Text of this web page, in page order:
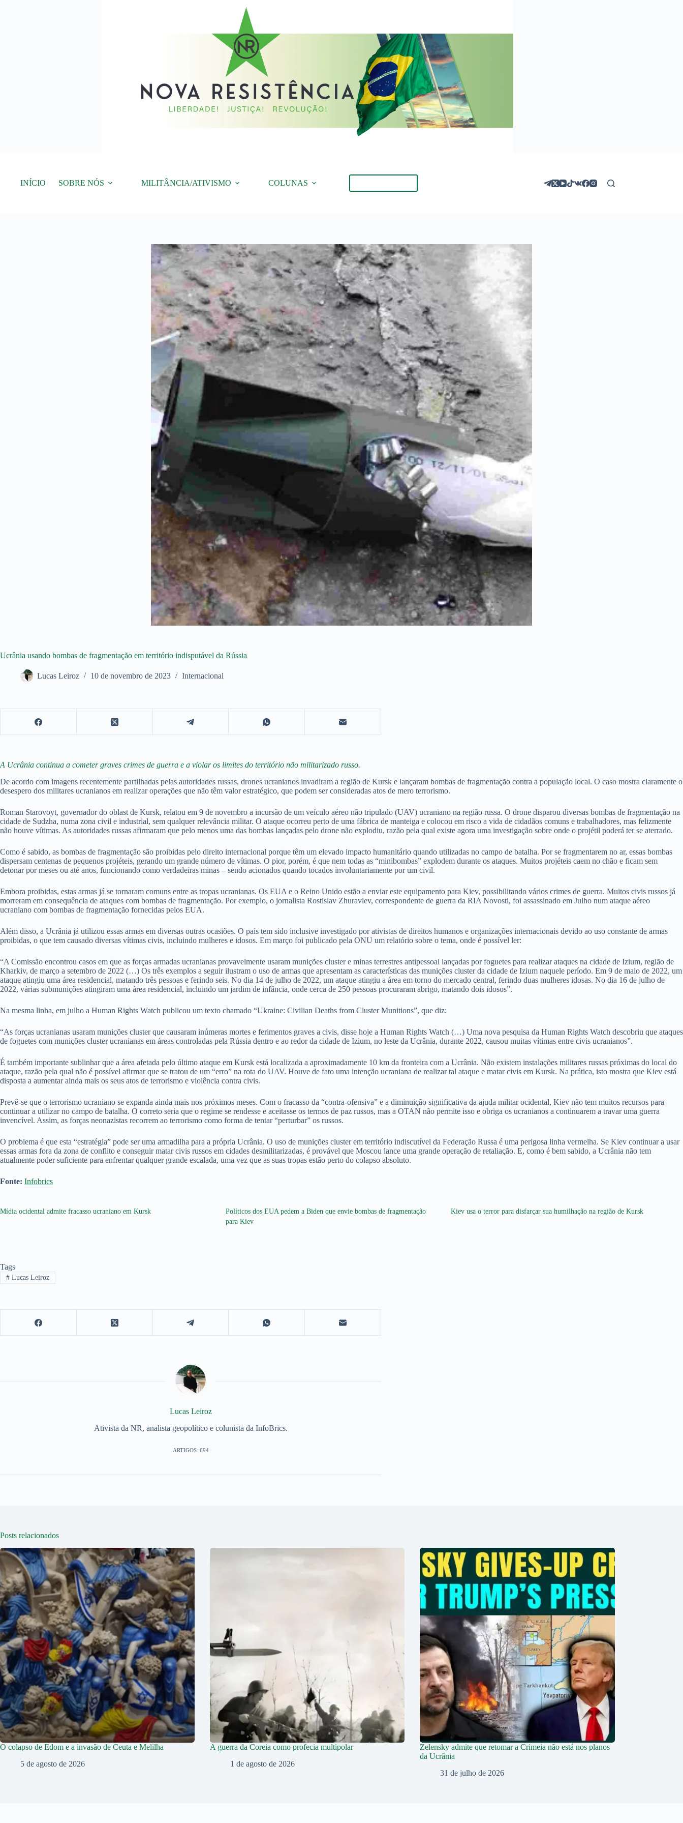
INÍCIO SOBRE NÓS MILITÂNCIA/ATIVISMO COLUNAS
Ucrânia usando bombas de fragmentação em território indisputável da Rússia
Lucas Leiroz 10 de novembro de 2023 Internacional
A Ucrânia continua a cometer graves crimes de guerra e a violar os limites do território não militarizado russo.
De acordo com imagens recentemente partilhadas pelas autoridades russas, drones ucranianos invadiram a região de Kursk e lançaram bombas de fragmentação contra a população local. O caso mostra claramente o
desespero dos militares ucranianos em realizar operações que não têm valor estratégico, que podem ser consideradas atos de mero terrorismo.
Roman Starovoyt, governador do oblast de Kursk, relatou em 9 de novembro a incursão de um veículo aéreo não tripulado (UAV) ucraniano na região russa. O drone disparou diversas bombas de fragmentação na
cidade de Sudzha, numa zona civil e industrial, sem qualquer relevância militar. O ataque ocorreu perto de uma fábrica de manteiga e colocou em risco a vida de cidadãos comuns e trabalhadores, mas felizmente
não houve vítimas. As autoridades russas afirmaram que pelo menos uma das bombas lançadas pelo drone não explodiu, razão pela qual existe agora uma investigação sobre onde o projétil poderá ter se aterrado.
Como é sabido, as bombas de fragmentação são proibidas pelo direito internacional porque têm um elevado impacto humanitário quando utilizadas no campo de batalha. Por se fragmentarem no ar, essas bombas
dispersam centenas de pequenos projéteis, gerando um grande número de vítimas. O pior, porém, é que nem todas as “minibombas” explodem durante os ataques. Muitos projéteis caem no chão e ficam sem
detonar por meses ou até anos, funcionando como verdadeiras minas – sendo acionados quando tocados involuntariamente por um civil.
Embora proibidas, estas armas já se tornaram comuns entre as tropas ucranianas. Os EUA e o Reino Unido estão a enviar este equipamento para Kiev, possibilitando vários crimes de guerra. Muitos civis russos já
morreram em consequência de ataques com bombas de fragmentação. Por exemplo, o jornalista Rostislav Zhuravlev, correspondente de guerra da RIA Novosti, foi assassinado em Julho num ataque aéreo
ucraniano com bombas de fragmentação fornecidas pelos EUA.
Além disso, a Ucrânia já utilizou essas armas em diversas outras ocasiões. O país tem sido inclusive investigado por ativistas de direitos humanos e organizações internacionais devido ao uso constante de armas
proibidas, o que tem causado diversas vítimas civis, incluindo mulheres e idosos. Em março foi publicado pela ONU um relatório sobre o tema, onde é possível ler:
“A Comissão encontrou casos em que as forças armadas ucranianas provavelmente usaram munições cluster e minas terrestres antipessoal lançadas por foguetes para realizar ataques na cidade de Izium, região de
Kharkiv, de março a setembro de 2022 (…) Os três exemplos a seguir ilustram o uso de armas que apresentam as características das munições cluster da cidade de Izium naquele período. Em 9 de maio de 2022, um
ataque atingiu uma área residencial, matando três pessoas e ferindo seis. No dia 14 de julho de 2022, um ataque atingiu a área em torno do mercado central, ferindo duas mulheres idosas. No dia 16 de julho de
2022, várias submunições atingiram uma área residencial, incluindo um jardim de infância, onde cerca de 250 pessoas procuraram abrigo, matando dois idosos”.
Na mesma linha, em julho a Human Rights Watch publicou um texto chamado “Ukraine: Civilian Deaths from Cluster Munitions”, que diz:
“As forças ucranianas usaram munições cluster que causaram inúmeras mortes e ferimentos graves a civis, disse hoje a Human Rights Watch (…) Uma nova pesquisa da Human Rights Watch descobriu que ataques
de foguetes com munições cluster ucranianas em áreas controladas pela Rússia dentro e ao redor da cidade de Izium, no leste da Ucrânia, durante 2022, causou muitas vítimas entre civis ucranianos”.
É também importante sublinhar que a área afetada pelo último ataque em Kursk está localizada a aproximadamente 10 km da fronteira com a Ucrânia. Não existem instalações militares russas próximas do local do
ataque, razão pela qual não é possível afirmar que se tratou de um “erro” na rota do UAV. Houve de fato uma intenção ucraniana de realizar tal ataque e matar civis em Kursk. Na prática, isto mostra que Kiev está
disposta a aumentar ainda mais os seus atos de terrorismo e violência contra civis.
Prevê-se que o terrorismo ucraniano se expanda ainda mais nos próximos meses. Com o fracasso da “contra-ofensiva” e a diminuição significativa da ajuda militar ocidental, Kiev não tem muitos recursos para
continuar a utilizar no campo de batalha. O correto seria que o regime se rendesse e aceitasse os termos de paz russos, mas a OTAN não permite isso e obriga os ucranianos a continuarem a travar uma guerra
invencível. Assim, as forças neonazistas recorrem ao terrorismo como forma de tentar “perturbar” os russos.
O problema é que esta “estratégia” pode ser uma armadilha para a própria Ucrânia. O uso de munições cluster em território indiscutível da Federação Russa é uma perigosa linha vermelha. Se Kiev continuar a usar
essas armas fora da zona de conflito e conseguir matar civis russos em cidades desmilitarizadas, é provável que Moscou lance uma grande operação de retaliação. E, como é bem sabido, a Ucrânia não tem
atualmente poder suficiente para enfrentar qualquer grande escalada, uma vez que as suas tropas estão perto do colapso absoluto.
Fonte: Infobrics
Mídia ocidental admite fracasso ucraniano em Kursk
Políticos dos EUA pedem a Biden que envie bombas de fragmentação
para Kiev
Kiev usa o terror para disfarçar sua humilhação na região de Kursk
Tags
#Lucas Leiroz
Lucas Leiroz
Ativista da NR, analista geopolítico e colunista da InfoBrics.
ARTIGOS: 694
Posts relacionados
O colapso de Edom e a invasão de Ceuta e Melilha
5 de agosto de 2026
A guerra da Coreia como profecia multipolar
1 de agosto de 2026
Zelensky admite que retomar a Crimeia não está nos planos
da Ucrânia
31 de julho de 2026